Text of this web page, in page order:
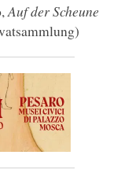
Auf der Scheune